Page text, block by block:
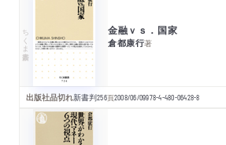
ちくま新書 金融ｖｓ．国家
倉都康行著
出版社品切れ新書判256頁2008/06/09978-4-480-06428-8